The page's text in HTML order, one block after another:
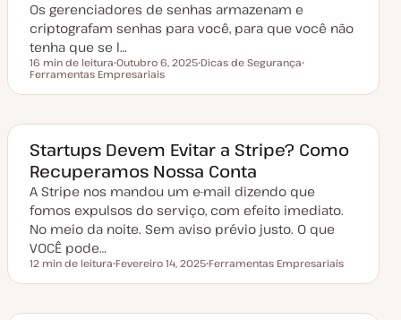
i
z
a
ç
ã
o
Os gerenciadores de senhas armazenam e
criptografam senhas para você, para que você não
tenha que se l…
Tempo de leitura
16 min de leitura
D
t
d
a
t
u
a
l
z
a
ç
o
Outubro 6, 2025
p
c
Dicas de Segurança
p
c
Ferramentas Empresariais
Startups Devem Evitar a Stripe? Como
Recuperamos Nossa Conta
A Stripe nos mandou um e-mail dizendo que
fomos expulsos do serviço, com efeito imediato.
No meio da noite. Sem aviso prévio justo. O que
VOCÊ pode…
Tempo de leitura
12 min de leitura
a
a
Fevereiro 14, 2025
ó
i
Ferramentas Empresariais